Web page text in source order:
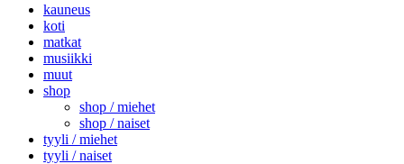
kauneus
koti
matkat
musiikki
muut
shop
shop / miehet
shop / naiset
tyyli / miehet
tyyli / naiset